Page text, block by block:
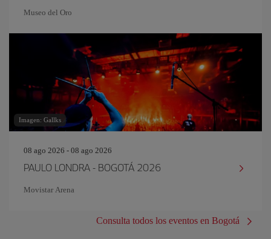
Museo del Oro
Imagen: Gallks
08 ago 2026 - 08 ago 2026
PAULO LONDRA - BOGOTÁ 2026
Movistar Arena
Consulta todos los eventos en Bogotá